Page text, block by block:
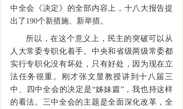
中全会《决定》的全部内容上，十八大报告提
出了190个新措施、新举措。
所以，在这个意义上，民主的突破可以从
人大常委专职化着手。中央和省级两级常委都
实行专职化没有坏处，只有好处，因为现在立
法任务很重。刚才张文显教授讲到十八届三
中、四中全会的决定是“姊妹篇”，我也持这样
的看法。三中全会的主题是全面深化改革，全